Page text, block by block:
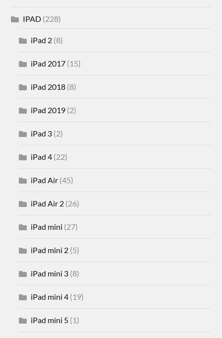
IPAD (228)
iPad 2 (8)
iPad 2017 (15)
iPad 2018 (8)
iPad 2019 (2)
iPad 3 (2)
iPad 4 (22)
iPad Air (45)
iPad Air 2 (26)
iPad mini (27)
iPad mini 2 (5)
iPad mini 3 (8)
iPad mini 4 (19)
iPad mini 5 (1)